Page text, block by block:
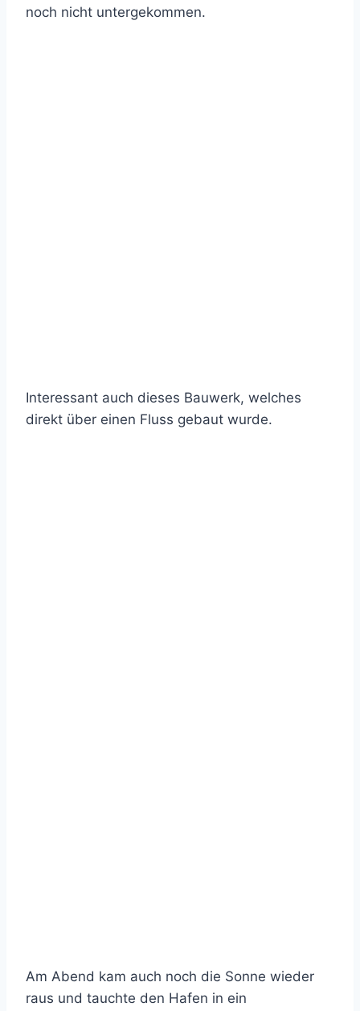
noch nicht untergekommen.
Interessant auch dieses Bauwerk, welches
direkt über einen Fluss gebaut wurde.
Am Abend kam auch noch die Sonne wieder
raus und tauchte den Hafen in ein